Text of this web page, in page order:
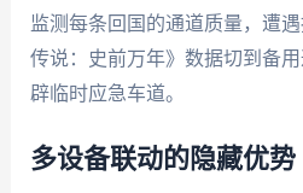
监测每条回国的通道质量，遭
传说：史前万年》数据切到备
辟临时应急车道。
多设备联动的隐藏优势